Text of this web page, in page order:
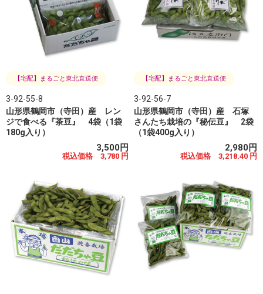
【宅配】まるごと東北直送便
3-92-55-8
山形県鶴岡市（寺田）産 レン
ジで食べる『茶豆』 4袋（1袋
180g入り）
3,500円
税込価格 3,780 円
【宅配】まるごと東北直送便
3-92-56-7
山形県鶴岡市（寺田）産 石塚
さんたち栽培の『秘伝豆』 2袋
（1袋400g入り）
2,980円
税込価格 3,218.40 円